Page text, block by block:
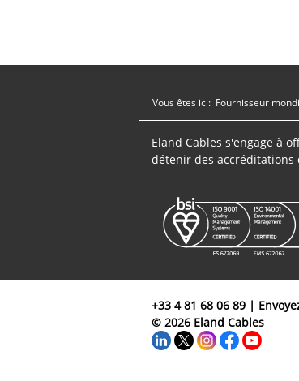
Vous êtes ici: Fournisseur
Eland Cables s'engage à
détenir des
+33 4 81 68 06 89 |
© 2026 Eland Cables